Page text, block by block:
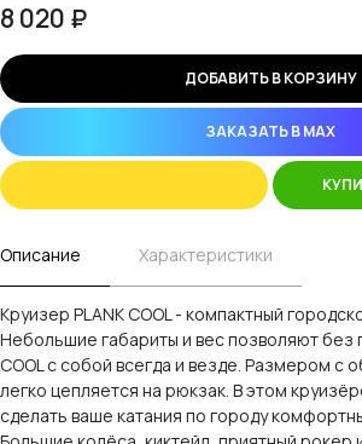
8 020 ₽
ДОБАВИТЬ В КОРЗИНУ
ЗАКАЗАТЬ В MAX
Описание Характеристики
Круизер PLANK COOL - компактный
Небольшие габариты и вес позволяют без
COOL с собой всегда и везде. Размером с
легко цепляется на рюкзак. В этом
сделать ваше катания по городу